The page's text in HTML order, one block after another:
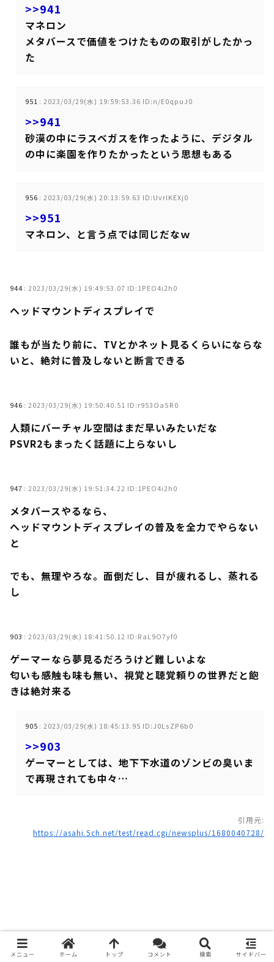
>>941
マネロン
メタバースで価値をつけたものの取引がしたかっ
た
951 : 2023/03/29(水) 19:59:53.36 ID:n/E0qpuJ0
>>941
砂漠の中にラスベガスを作ったように、デジタル
の中に楽園を作りたかったという思想もある
956 : 2023/03/29(水) 20:13:59.63 ID:UvrlKEXj0
>>951
マネロン、と言う点では同じだなｗ
944 : 2023/03/29(水) 19:49:53.07 ID:1PEO4i2h0
ヘッドマウントディスプレイで
誰もが当たり前に、TVとかネット見るくらいにならな
いと、絶対に普及しないと断言できる
946 : 2023/03/29(水) 19:50:40.51 ID:r953OaSR0
人類にバーチャル空間はまだ早いみたいだな
PSVR2もまったく話題に上らないし
947 : 2023/03/29(水) 19:51:34.22 ID:1PEO4i2h0
メタバースやるなら、
ヘッドマウントディスプレイの普及を全力でやらない
と
でも、無理やろな。面倒だし、目が疲れるし、蒸れる
し
903 : 2023/03/29(水) 18:41:50.12 ID:RaL9O7yf0
ゲーマーなら夢見るだろうけど難しいよな
匂いも感触も味も無い、視覚と聴覚頼りの世界だと飽
きは絶対来る
905 : 2023/03/29(水) 18:45:13.95 ID:J0LsZP6b0
>>903
ゲーマーとしては、地下下水道のゾンビの臭いま
で再現されても中々…
引用元:
https://asahi.5ch.net/test/read.cgi/newsplus/1680040728/
メニュー ホーム トップ コメント 検索 サイドバー